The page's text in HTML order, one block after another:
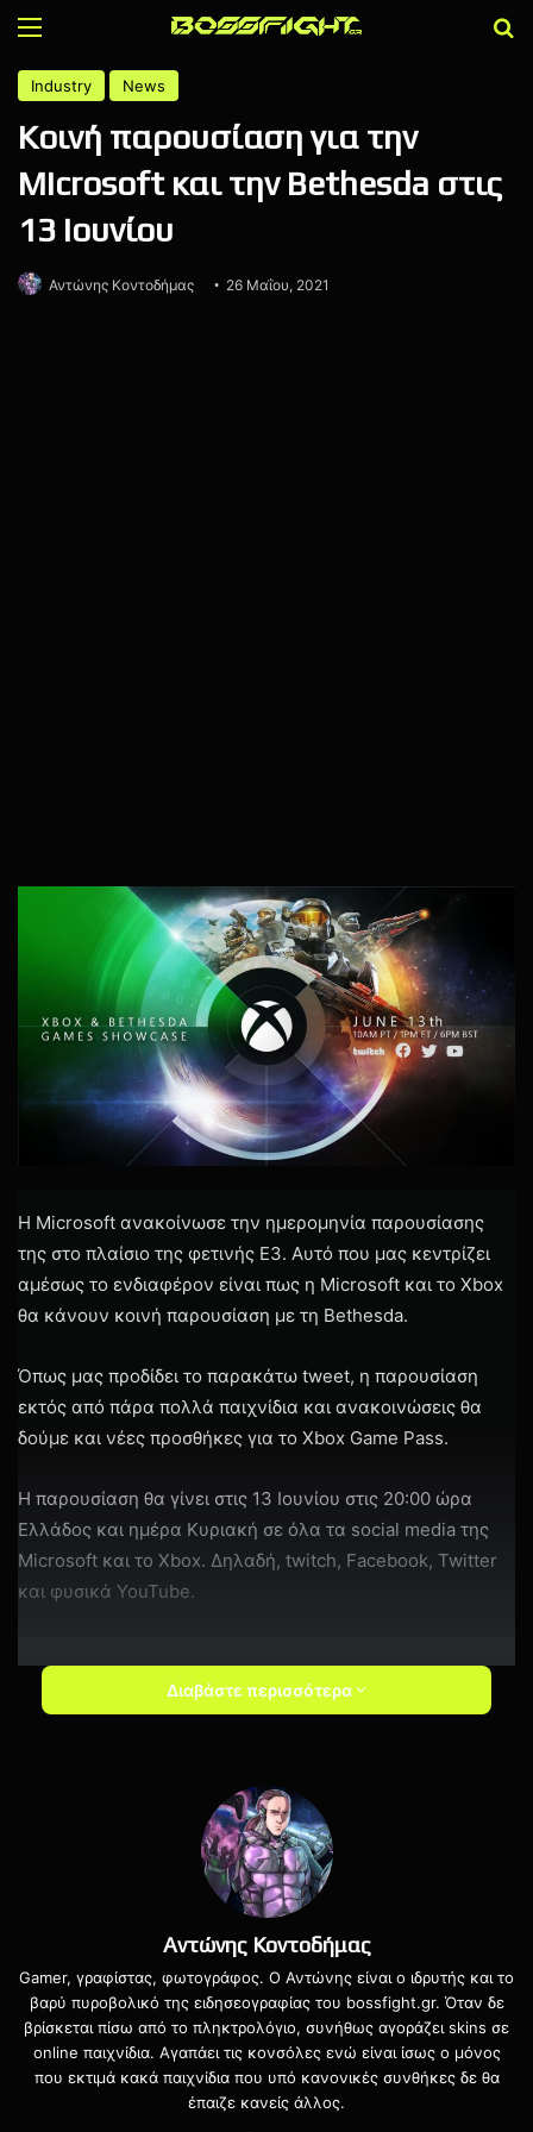
Menu
Industry News
Κοινή παρουσίαση για την
Microsoft και την Bethesda στις
13 Ιουνίου
Αντώνης Κοντοδήμας 26 Μαΐου, 2021
H Microsoft ανακοίνωσε την ημερομηνία παρουσίασης
της στο πλαίσιο της φετινής E3. Αυτό που μας κεντρίζει
αμέσως το ενδιαφέρον είναι πως η Microsoft και το Xbox
θα κάνουν κοινή παρουσίαση με τη Bethesda.
Όπως μας προδίδει το παρακάτω tweet, η παρουσίαση
εκτός από πάρα πολλά παιχνίδια και ανακοινώσεις θα
δούμε και νέες προσθήκες για το Xbox Game Pass.
H παρουσίαση θα γίνει στις 13 Ιουνίου στις 20:00 ώρα
Ελλάδος και ημέρα Κυριακή σε όλα τα social media της
Microsoft και το Xbox. Δηλαδή, twitch, Facebook, Twitter
και φυσικά YouTube.
New titles on@XboxGamePass
Save the date for the Xbox &
Bethesda Games Showcase:
#XboxBethesda
pic.twitter.com/WHVbgZl5Fo
— Xbox (@Xbox)May 26, 2021
Διαβάστε περισσότερα
Αντώνης Κοντοδήμας
Gamer, γραφίστας, φωτογράφος. Ο Αντώνης είναι ο ιδρυτής και το
βαρύ πυροβολικό της ειδησεογραφίας του bossfight.gr. Όταν δε
βρίσκεται πίσω από το πληκτρολόγιο, συνήθως αγοράζει skins σε
online παιχνίδια. Αγαπάει τις κονσόλες ενώ είναι ίσως ο μόνος
που εκτιμά κακά παιχνίδια που υπό κανονικές συνθήκες δε θα
έπαιζε κανείς άλλος.